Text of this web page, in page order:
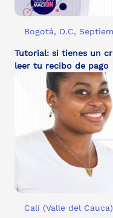
Bogotá, D.C,
Tutorial: si tienes un
leer tu recibo de pago
Cali (Valle del